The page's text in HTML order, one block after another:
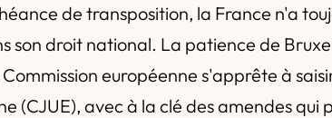
de transposition, la France n'a
son droit national. La patience de
Commission européenne s'apprête à
(CJUE), avec à la clé des amendes qui